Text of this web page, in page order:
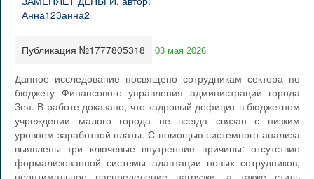
Публикация №1777805318 03 мая 2026
Данное исследование посвящено сотрудникам сектора по
бюджету Финансового управления администрации города
Зея. В работе доказано, что кадровый дефицит в бюджетном
учреждении малого города не всегда связан с низким
уровнем заработной платы. С помощью системного анализа
выявлены три ключевые внутренние причины: отсутствие
формализованной системы адаптации новых сотрудников,
неоптимальное распределение нагрузки, а также стиль